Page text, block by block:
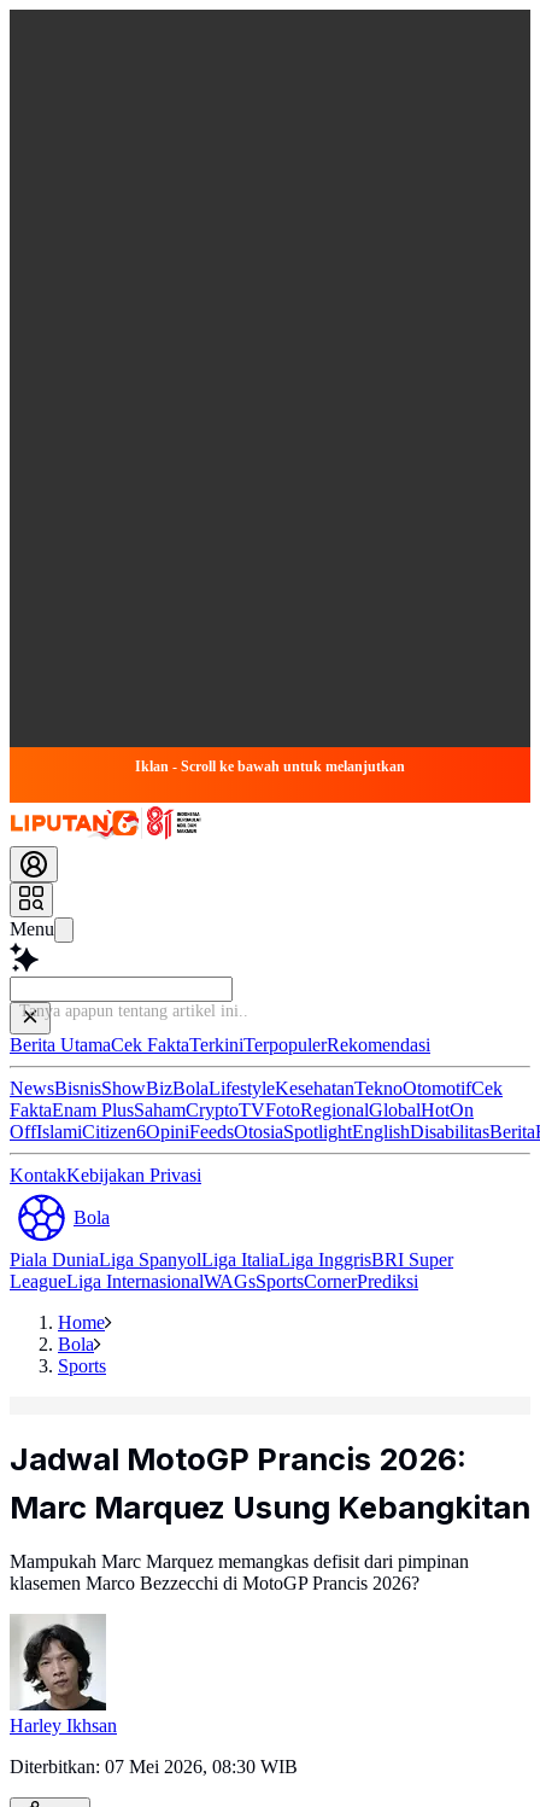
Iklan - Scroll ke bawah untuk melanjutkan
Menu
Tanya apapun tentang ar
Berita UtamaCek FaktaTerkiniTerpopulerRekomendasi
NewsBisnisShowBizBolaLifestyleKesehatanTeknoOtomotifCek
FaktaEnam PlusSahamCryptoTVFotoRegionalGlobalHotOn
OffIslamiCitizen6OpiniFeedsOtosiaSpotlightEnglishDisabilitasBerita
KontakKebijakan Privasi
Bola
Piala DuniaLiga SpanyolLiga ItaliaLiga InggrisBRI Super
LeagueLiga InternasionalWAGsSportsCornerPrediksi
Home
Bola
Sports
Jadwal MotoGP Prancis 2026:
Marc Marquez Usung Kebangkitan
Mampukah Marc Marquez memangkas defisit dari pimpinan
klasemen Marco Bezzecchi di MotoGP Prancis 2026?
Harley Ikhsan
Diterbitkan: 07 Mei 2026, 08:30 WIB